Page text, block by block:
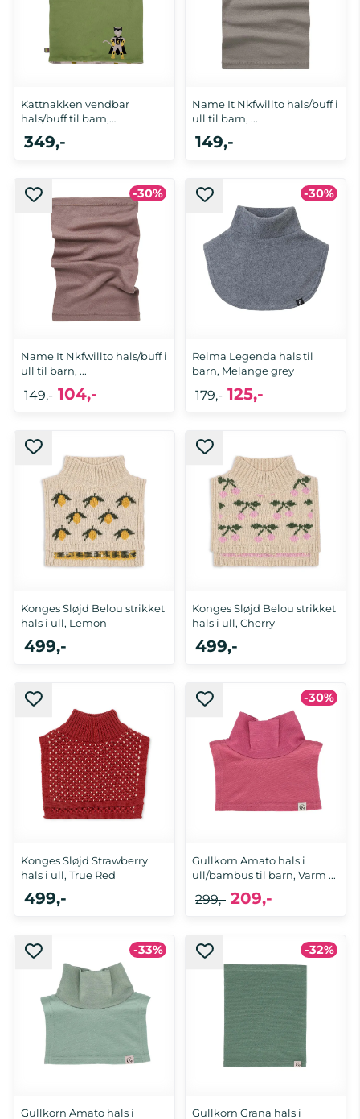
Kattnakken vendbar
hals/buff til barn,
Supergrønn
349,-
Name It Nkfwillto hals/buff i
ull til barn, ...
149,-
-30%
Name It Nkfwillto hals/buff i
ull til barn, ...
104,-
149,-
-30%
Reima Legenda hals til
barn, Melange grey
125,-
179,-
Konges Sløjd Belou strikket
hals i ull, Lemon
499,-
Konges Sløjd Belou strikket
hals i ull, Cherry
499,-
Konges Sløjd Strawberry
hals i ull, True Red
499,-
-30%
Gullkorn Amato hals i
ull/bambus til barn, Varm ...
209,-
299,-
-33%
Gullkorn Amato hals i
-32%
Gullkorn Grana hals i